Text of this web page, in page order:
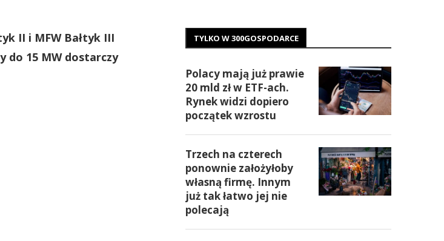
II i MFW Bałtyk III
do 15 MW dostarczy
TYLKO W 300GOSPODARCE
Polacy mają już prawie
20 mld zł w ETF-ach.
Rynek widzi dopiero
początek wzrostu
Trzech na czterech
ponownie założyłoby
własną firmę. Innym
już tak łatwo jej nie
polecają